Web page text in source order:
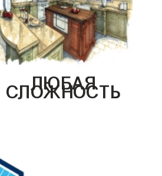
ЛЮБАЯ
СЛОЖНОСТЬ